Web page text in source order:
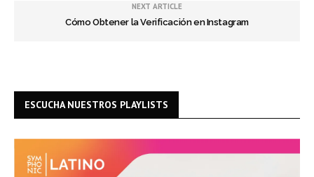
NEXT ARTICLE
Cómo Obtener la Verificación en Instagram
ESCUCHA NUESTROS PLAYLISTS